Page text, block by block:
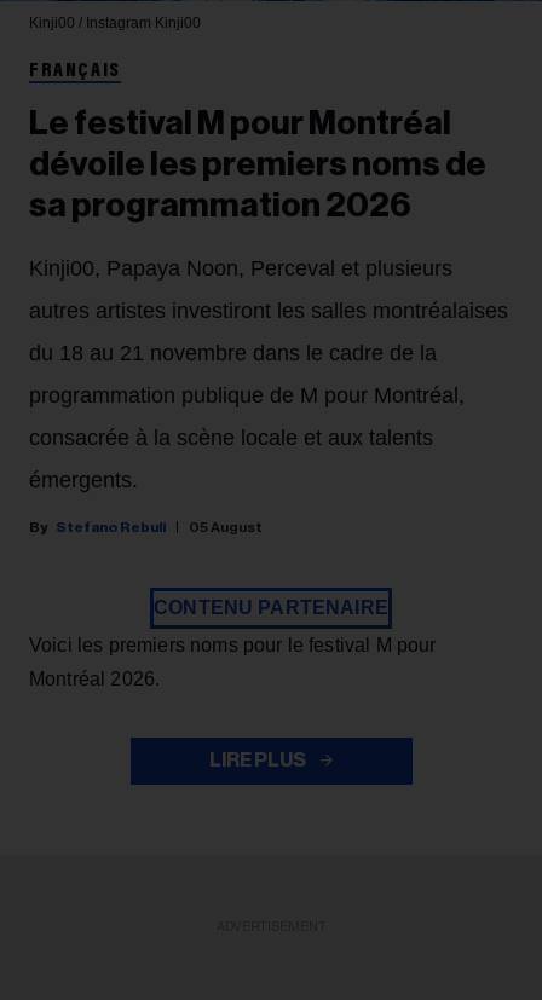
Kinji00 / Instagram Kinji00
FRANÇAIS
Le festival M pour Montréal
dévoile les premiers noms de
sa programmation 2026
Kinji00, Papaya Noon, Perceval et plusieurs
autres artistes investiront les salles montréalaises
du 18 au 21 novembre dans le cadre de la
programmation publique de M pour Montréal,
consacrée à la scène locale et aux talents
émergents.
Stefano Rebuli 05 August
CONTENU PARTENAIRE
Voici les premiers noms pour le festival M pour
Montréal 2026.
LIRE PLUS